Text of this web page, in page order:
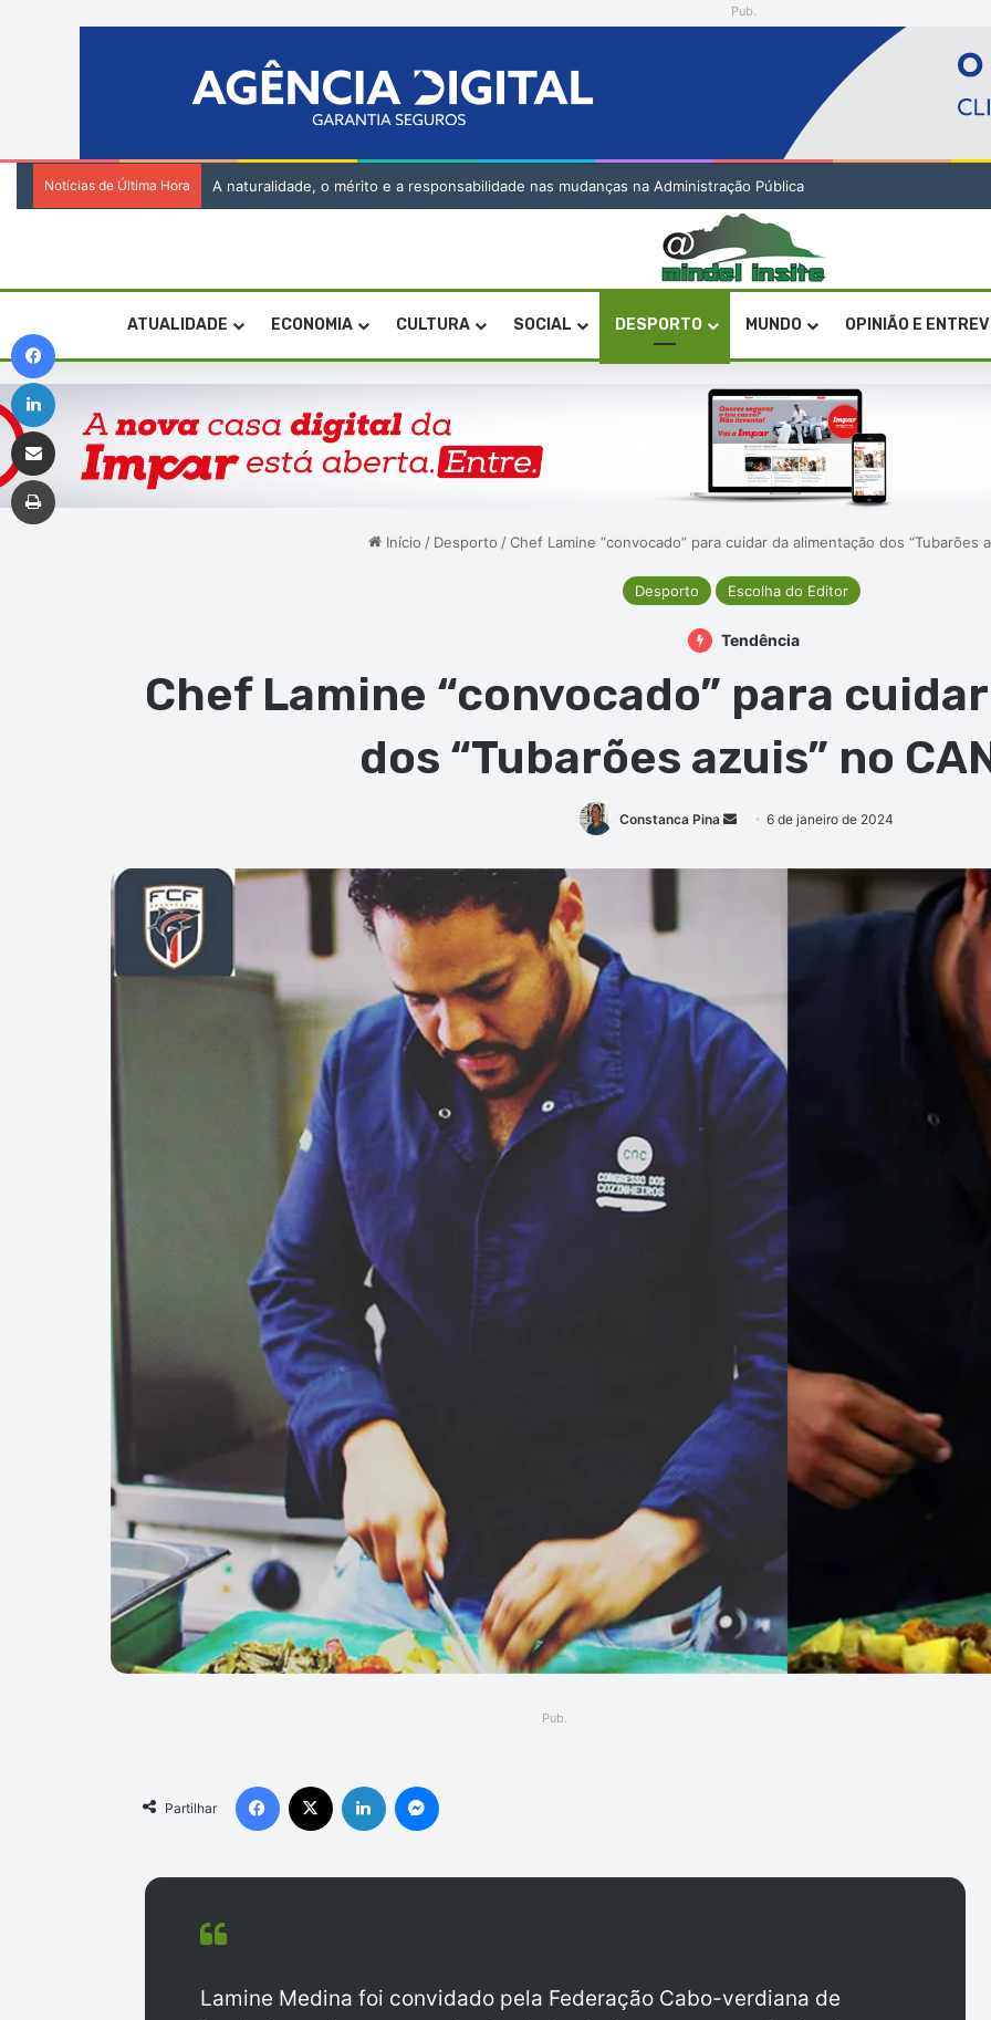
Pub.
Notícias de Última Hora A naturalidade, o mérito e a responsabilidade nas mudanças na Administração Pública
ATUALIDADE ECONOMIA CULTURA SOCIAL DESPORTO MUNDO OPINIÃO E
Início / Desporto / Chef Lamine “convocado” para cuidar da alimentação dos “Tubarões
Desporto Escolha do Editor
Tendência
Chef Lamine “convocado” para
dos “Tubarões azuis” no
Constanca Pina
Mande
e-
6 de janeiro de 2024
Pub.
Partilhar
Facebook Linkedin
Lamine Medina foi convidado pela Federação Cabo-verdiana de
Linkedin
Imprimir